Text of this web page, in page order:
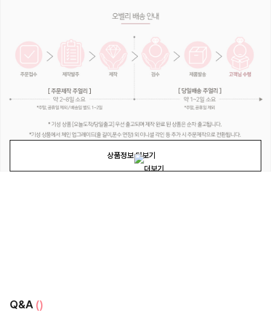
상품정보 더보기
Q&A ()